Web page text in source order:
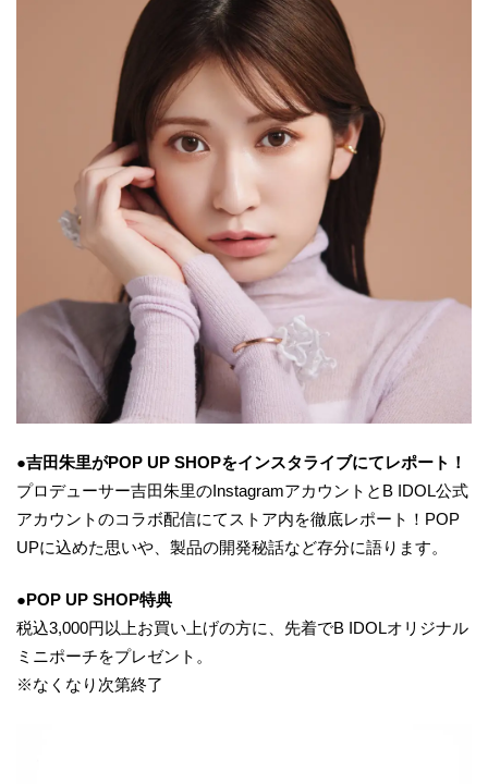
●吉田朱里がPOP UP SHOPをインスタライブにてレポート！
プロデューサー吉田朱里のInstagramアカウントとB IDOL公式
アカウントのコラボ配信にてストア内を徹底レポート！POP
UPに込めた思いや、製品の開発秘話など存分に語ります。
●POP UP SHOP特典
税込3,000円以上お買い上げの方に、先着でB IDOLオリジナル
ミニポーチをプレゼント。
※なくなり次第終了